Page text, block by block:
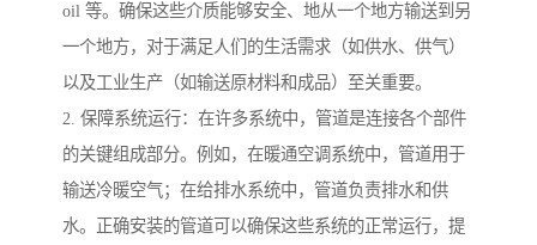
oil 等。确保这些介质能够安全、地从一个地方输送到另
一个地方，对于满足人们的生活需求（如供水、供气）
以及工业生产（如输送原材料和成品）至关重要。
2. 保障系统运行：在许多系统中，管道是连接各个部件
的关键组成部分。例如，在暖通空调系统中，管道用于
输送冷暖空气；在给排水系统中，管道负责排水和供
水。正确安装的管道可以确保这些系统的正常运行，提